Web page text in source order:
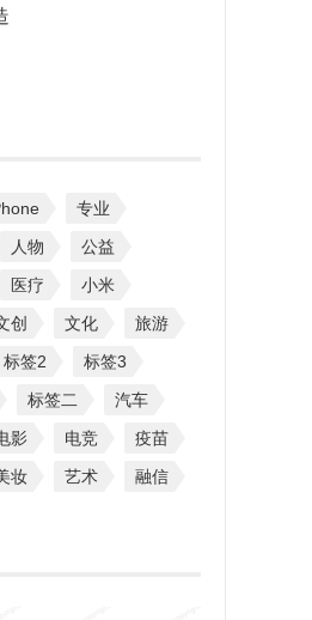
专业
人物
公益
医疗
小米
创 文化
旅游
标签2
标签3
标签二
汽车
影 电竞
疫苗
妆 艺术
融信